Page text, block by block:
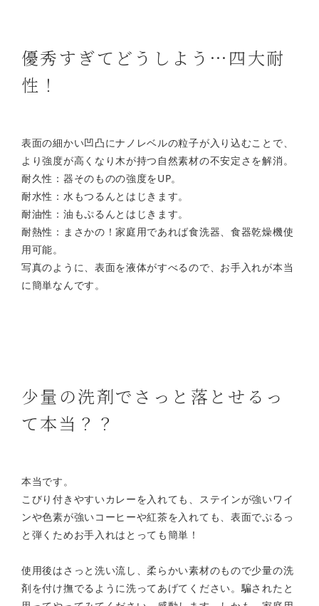
優秀すぎてどうしよう…四大耐
性！
表面の細かい凹凸にナノレベルの粒子が入り込むことで、
より強度が高くなり木が持つ自然素材の不安定さを解消。
耐久性：器そのものの強度をUP。
耐水性：水もつるんとはじきます。
耐油性：油もぷるんとはじきます。
耐熱性：まさかの！家庭用であれば食洗器、食器乾燥機使
用可能。
写真のように、表面を液体がすべるので、お手入れが本当
に簡単なんです。
少量の洗剤でさっと落とせるっ
て本当？？
本当です。
こびり付きやすいカレーを入れても、ステインが強いワイ
ンや色素が強いコーヒーや紅茶を入れても、 表面でぷるっ
と弾くためお手入れはとっても簡単！
使用後はさっと洗い流し、柔らかい素材のもので少量の洗
剤を付け撫でるように洗ってあげてください。 騙されたと